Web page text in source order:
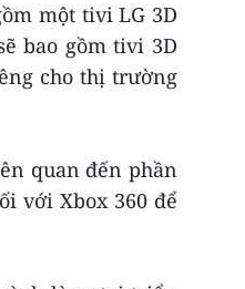
một tivi LG 3D
bao gồm tivi 3D
cho thị trường
quan đến phần
với Xbox 360 để